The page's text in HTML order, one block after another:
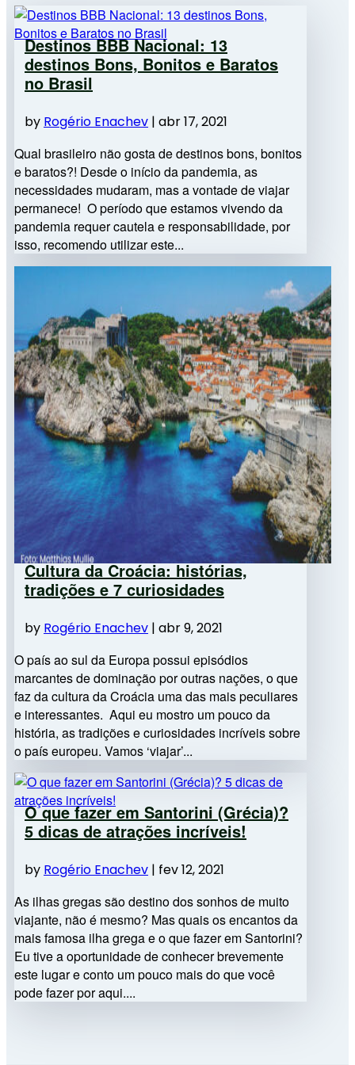
Destinos BBB Nacional: 13
destinos Bons, Bonitos e Baratos
no Brasil
by Rogério Enachev | abr 17, 2021
Qual brasileiro não gosta de destinos bons, bonitos
e baratos?! Desde o início da pandemia, as
necessidades mudaram, mas a vontade de viajar
permanece! O período que estamos vivendo da
pandemia requer cautela e responsabilidade, por
isso, recomendo utilizar este...
Cultura da Croácia: histórias,
tradições e 7 curiosidades
by Rogério Enachev | abr 9, 2021
O país ao sul da Europa possui episódios
marcantes de dominação por outras nações, o que
faz da cultura da Croácia uma das mais peculiares
e interessantes. Aqui eu mostro um pouco da
história, as tradições e curiosidades incríveis sobre
o país europeu. Vamos ‘viajar’...
O que fazer em Santorini (Grécia)?
5 dicas de atrações incríveis!
by Rogério Enachev | fev 12, 2021
As ilhas gregas são destino dos sonhos de muito
viajante, não é mesmo? Mas quais os encantos da
mais famosa ilha grega e o que fazer em Santorini?
Eu tive a oportunidade de conhecer brevemente
este lugar e conto um pouco mais do que você
pode fazer por aqui....